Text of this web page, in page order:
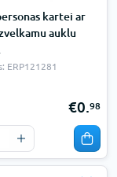
kartei ar
auklu
ERP121281
€0.98